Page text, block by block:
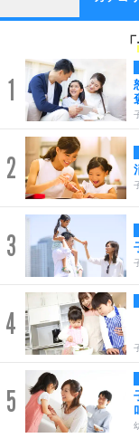
「
1
2
3
4
5